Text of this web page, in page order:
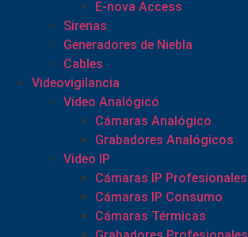
E-nova Access
Sirenas
Generadores de Niebla
Cables
Videovigilancia
Video Analógico
Cámaras Analógico
Grabadores Analógicos
Video IP
Cámaras IP Profesionales
Cámaras IP Consumo
Cámaras Térmicas